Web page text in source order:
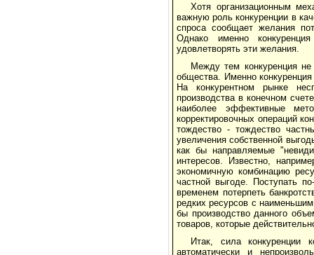
Хотя организационным
важную роль конкуренции в
спроса сообщает желания
Однако именно
удовлетворять эти желания.
Между тем конкуренция не
общества. Именно
На конкурентном рынке
производства в конечном
наиболее эффективные
корректировочных операций
тождество - тождество
увеличения собственной
как бы направляемые
интересов. Известно,
экономичную комбинацию
частной выгоде. Поступать
временем потерпеть
редких ресурсов с
бы производство данного
товаров, которые
Итак, сила конкуренции
автоматически и